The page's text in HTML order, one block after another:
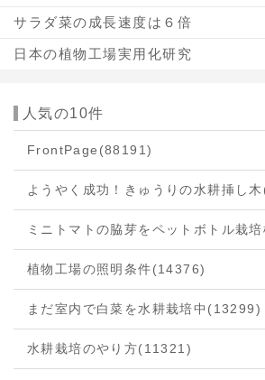
サラダ菜の成長速度は６倍
日本の植物工場実用化研究
人気の10件
FrontPage (88191)
ようやく成功！きゅうりの水耕挿し木
ミニトマトの脇芽をペットボトル栽
植物工場の照明条件(14376)
まだ室内で白菜を水耕栽培中 (13299)
水耕栽培のやり方(11321)